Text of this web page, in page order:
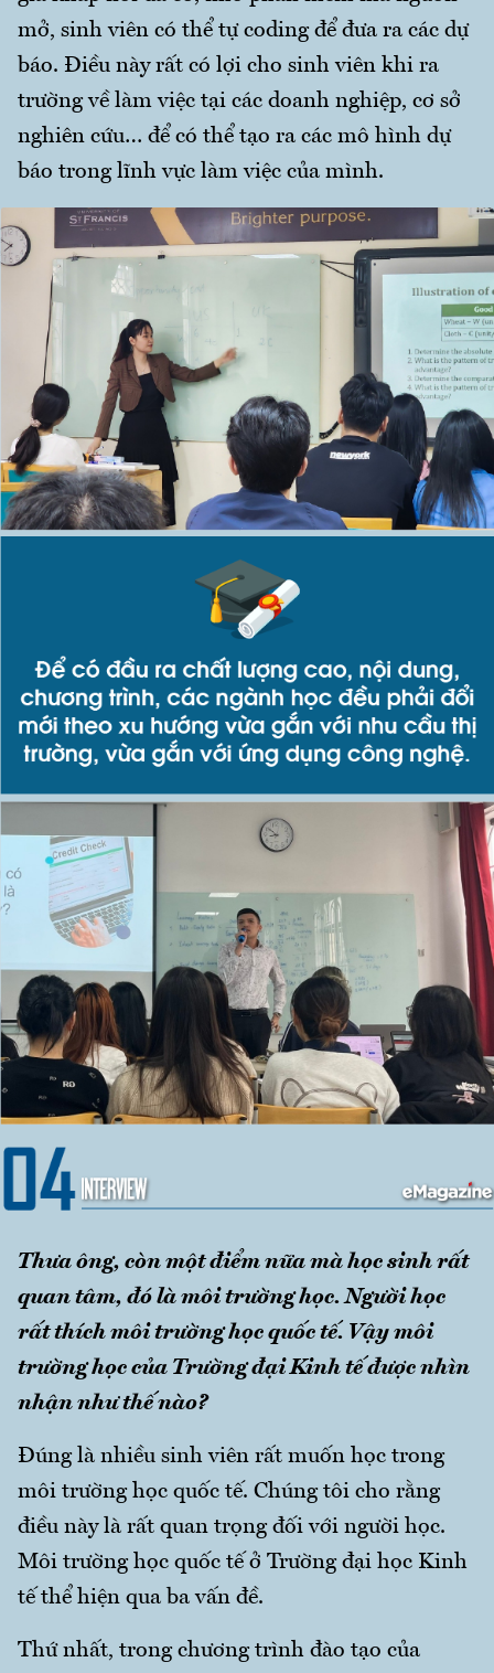
mở, sinh viên có thể tự coding để đưa ra các dự
báo. Điều này rất có lợi cho sinh viên khi ra
trường về làm việc tại các doanh nghiệp, cơ sở
nghiên cứu… để có thể tạo ra các mô hình dự
báo trong lĩnh vực làm việc của mình.
Thưa ông, còn một điểm nữa mà học sinh rất
quan tâm, đó là môi trường học. Người học
rất thích môi trường học quốc tế. Vậy môi
trường học của Trường đại Kinh tế được nhìn
nhận như thế nào?
Đúng là nhiều sinh viên rất muốn học trong
môi trường học quốc tế. Chúng tôi cho rằng
điều này là rất quan trọng đối với người học.
Môi trường học quốc tế ở Trường đại học Kinh
tế thể hiện qua ba vấn đề.
Thứ nhất, trong chương trình đào tạo của